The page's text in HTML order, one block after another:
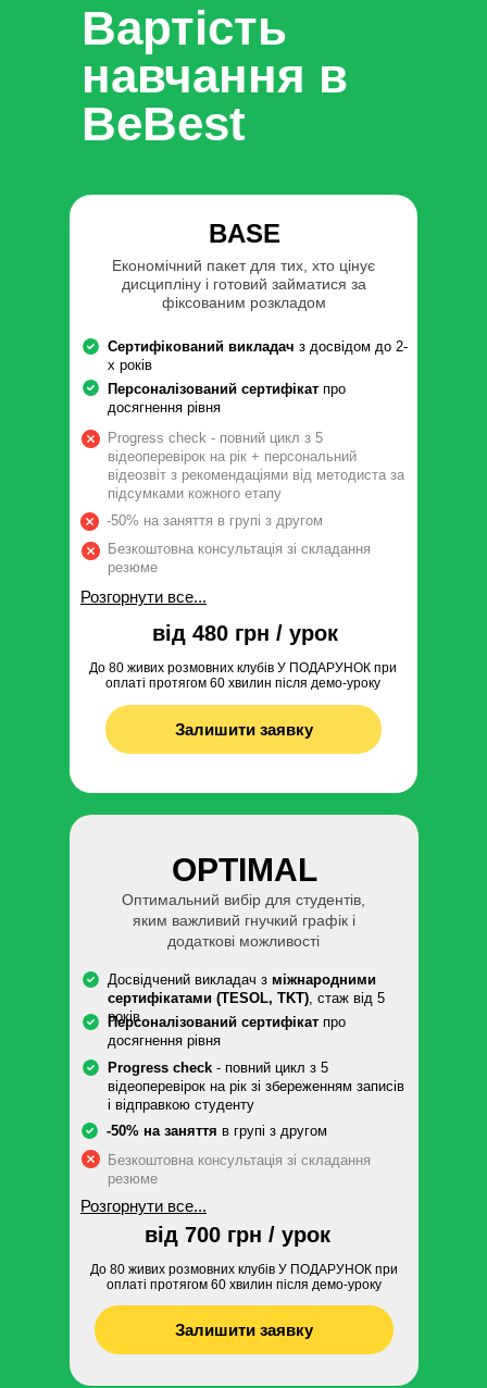
Вартість
навчання в
BeBest
BASE
OPTIMAL
Досвідчений викладач з міжнародними
сертифікатами (TESOL, TKT), стаж від 5
років
Персоналізований сертифікат про
досягнення рівня
Оптимальний вибір для студентів,
яким важливий гнучкий графік і
додаткові можливості
Сертифікований викладач з досвідом до 2-
х років
Персоналізований сертифікат про
досягнення рівня
Безкоштовна консультація зі складання
резюме
Безкоштовна консультація зі складання
резюме
Progress check - повний цикл з 5
відеоперевірок на рік + персональний
відеозвіт з рекомендаціями від методиста за
підсумками кожного етапу
-50% на заняття в групі з другом
Progress check - повний цикл з 5
відеоперевірок на рік зі збереженням записів
і відправкою студенту
-50% на заняття в групі з другом
Економічний пакет для тих, хто цінує
дисципліну і готовий займатися за
фіксованим розкладом
До 80 живих розмовних клубів У ПОДАРУНОК при
оплаті протягом 60 хвилин після демо-уроку
Залишити заявку
До 80 живих розмовних клубів У ПОДАРУНОК при
оплаті протягом 60 хвилин після демо-уроку
Залишити заявку
Розгорнути все...
Розгорнути все...
від 480 грн / урок
від 700 грн / урок